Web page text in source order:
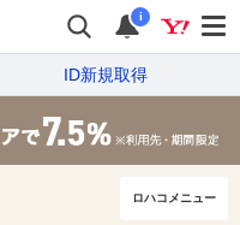
i
ID新規取得
ロハコメニュー